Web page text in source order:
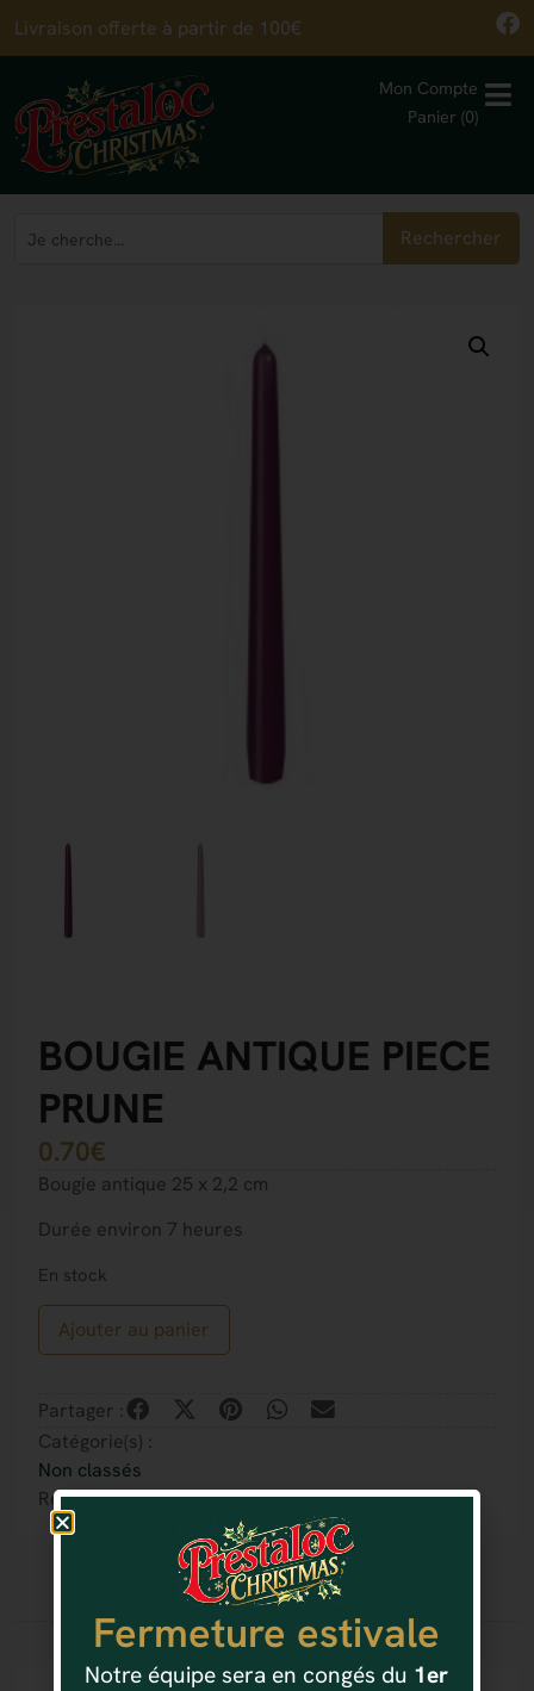
Livraison offerte à partir de 100€
Mon Compte
Panier (0)
Rechercher
BOUGIE ANTIQUE PIECE
PRUNE
0.70€
Bougie antique 25 x 2,2 cm
Durée environ 7 heures
En stock
Ajouter au panier
Partager :
Catégorie(s) :
Non classés
Référence : 7321011655755
Vous aimerez aussi
Fermeture estivale
Notre équipe sera en congés du 1er